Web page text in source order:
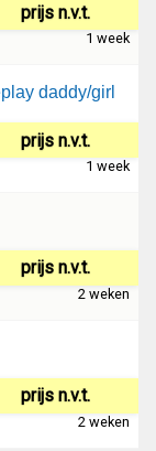
prijs n.v.t.
1 week
daddy/girl
prijs n.v.t.
1 week
prijs n.v.t.
2 weken
prijs n.v.t.
2 weken